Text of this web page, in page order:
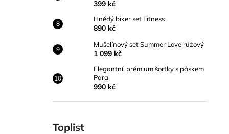
399 kč
Hnědý biker set Fitness
890 kč
Mušelínový set Summer Love růžový
1 099 kč
Elegantní, prémium šortky s páskem
Para
990 kč
Toplist